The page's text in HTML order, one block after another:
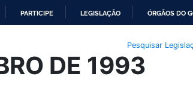
PARTICIPE LEGISLAÇÃO ÓRGÃOS DO
Pesquisar
DE 1993